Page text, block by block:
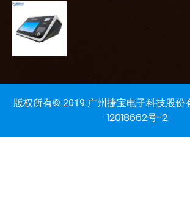
版权所有© 2019 广州捷宝电子科技股份
12018662号-2